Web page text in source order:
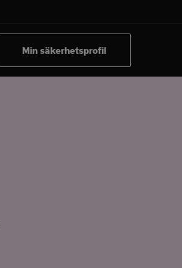
Min säkerhetsprofil